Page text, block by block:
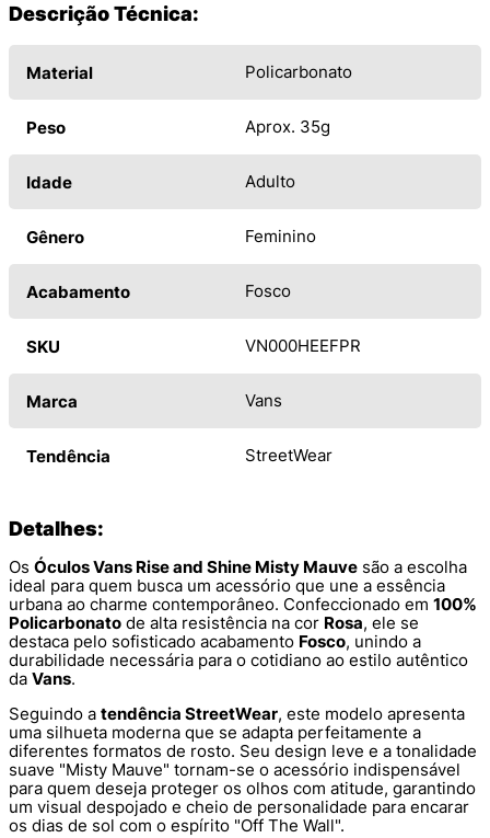
Descrição Técnica:
Material Policarbonato
Peso Aprox. 35g
Idade Adulto
Gênero Feminino
Acabamento Fosco
SKU VN000HEEFPR
Marca Vans
Tendência StreetWear
Detalhes:
Os Óculos Vans Rise and Shine Misty Mauve são a escolha
ideal para quem busca um acessório que une a essência
urbana ao charme contemporâneo. Confeccionado em 100%
Policarbonato de alta resistência na cor Rosa, ele se
destaca pelo sofisticado acabamento Fosco, unindo a
durabilidade necessária para o cotidiano ao estilo autêntico
da Vans.
Seguindo a tendência StreetWear, este modelo apresenta
uma silhueta moderna que se adapta perfeitamente a
diferentes formatos de rosto. Seu design leve e a tonalidade
suave "Misty Mauve" tornam-se o acessório indispensável
para quem deseja proteger os olhos com atitude, garantindo
um visual despojado e cheio de personalidade para encarar
os dias de sol com o espírito "Off The Wall".